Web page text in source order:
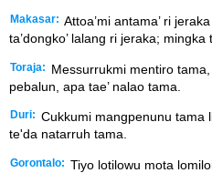
Makasar: Attoa’mi antama’ ri
ta’dongko’ lalang ri jeraka; mingka
Toraja:
Messurrukmi mentiro
pebalun, apa tae’ nalao tama.
Duri: Cukkumi mangpenunu tama
te'da natarruh tama.
Gorontalo: Tiyo lotilowu mota